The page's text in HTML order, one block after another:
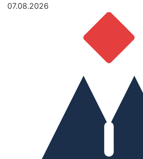
07.08.2026